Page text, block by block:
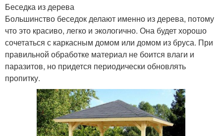
Беседка из дерева
Большинство беседок делают именно из дерева, потому
что это красиво, легко и экологично. Она будет хорошо
сочетаться с каркасным домом или домом из бруса. При
правильной обработке материал не боится влаги и
паразитов, но придется периодически обновлять
пропитку.